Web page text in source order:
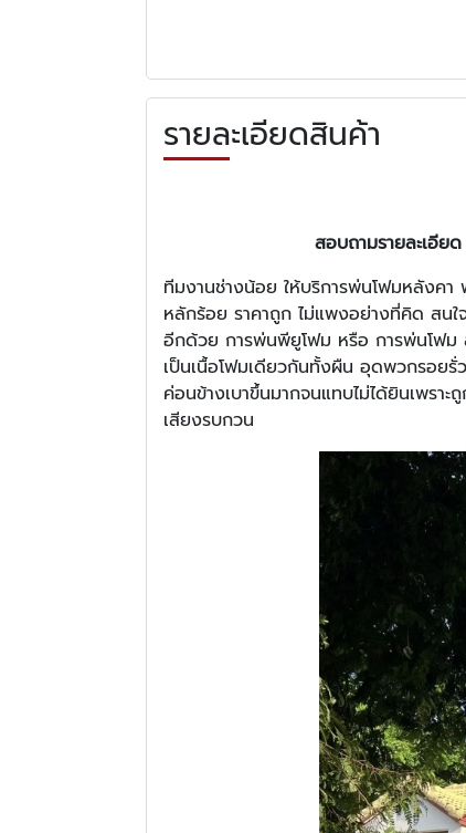
รายละเอียดสินค้า
สอบถามรายละเอีย
ทีมงานช่างน้อย ให้บริการพ่นโฟมหลังค
หลักร้อย ราคาถูก ไม่แพงอย่างที่คิด สนใ
อีกด้วย การพ่นพียูโฟม หรือ การพ่นโฟม
เป็นเนื้อโฟมเดียวกันทั้งผืน อุดพวกรอยรั่
ค่อนข้างเบาขึ้นมากจนแทบไม่ได้ยินเพร
เสียงรบกวน